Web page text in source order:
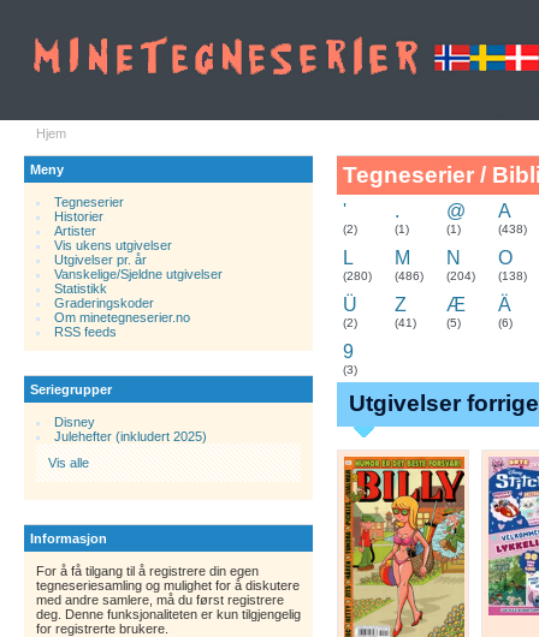
Hjem
Meny
Tegneserier
Historier.
Artister
Vis ukens utgivelser
Utgivelser pr. år
Vanskelige/Sjeldne utgivelser
Statistikk
Graderingskoder
Om minetegneserier.no
RSS feeds
Seriegrupper
Disney
Julehefter (inkludert 2025)
Vis alle
Informasjon
For å få tilgang til å registrere din egen
tegneseriesamling og mulighet for å diskutere
med andre samlere, må du først registrere
deg. Denne funksjonaliteten er kun tilgjengelig
for registrerte brukere.
Tegneserier /
'
(2)
.
(1)
@
(1)
A
(438)
L
(280)
M
(486)
N
(204)
O
(138)
Ü
(2)
Z
(41)
Æ
(5)
Ä
(6)
9
(3)
Utgivelser